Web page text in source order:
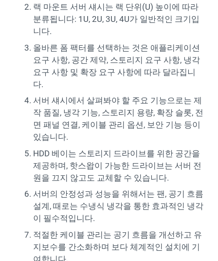
랙 마운트 서버 섀시는 랙 단위(U) 높이에 따라
분류됩니다: 1U, 2U, 3U, 4U가 일반적인 크기입
니다.
올바른 폼 팩터를 선택하는 것은 애플리케이션
요구 사항, 공간 제약, 스토리지 요구 사항, 냉각
요구 사항 및 확장 요구 사항에 따라 달라집니
다.
서버 섀시에서 살펴봐야 할 주요 기능으로는 제
작 품질, 냉각 기능, 스토리지 용량, 확장 슬롯, 전
면 패널 연결, 케이블 관리 옵션, 보안 기능 등이
있습니다.
HDD 베이는 스토리지 드라이브를 위한 공간을
제공하며, 핫스왑이 가능한 드라이브는 서버 전
원을 끄지 않고도 교체할 수 있습니다.
서버의 안정성과 성능을 위해서는 팬, 공기 흐름
설계, 때로는 수냉식 냉각을 통한 효과적인 냉각
이 필수적입니다.
적절한 케이블 관리는 공기 흐름을 개선하고 유
지보수를 간소화하며 보다 체계적인 설치에 기
여합니다.